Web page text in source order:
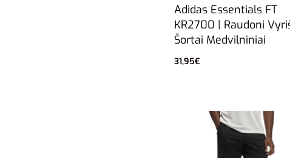
Adidas Essentials FT
KR2700 | Raudoni
Šortai Medvilniniai
31,95€